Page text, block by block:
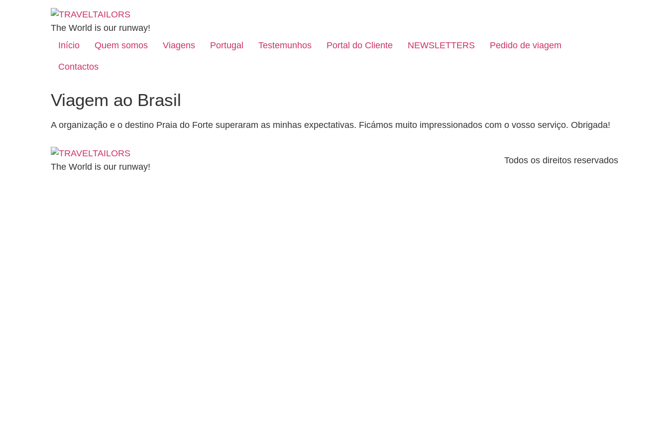
The World is our runway!
Início
Quem somos Viagens Portugal Testemunhos Portal do Cliente NEWSLETTERS Pedido de viagem
Contactos
Viagem ao Brasil
A organização e o destino Praia do Forte superaram as minhas expectativas. Ficámos muito impressionados com o vosso serviço. Obrigada!
The World is our runway!
Todos os direitos reservados